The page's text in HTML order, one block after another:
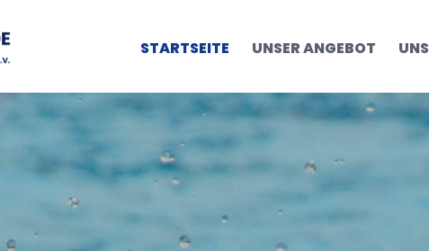
STARTSEITE UNSER ANGEBOT